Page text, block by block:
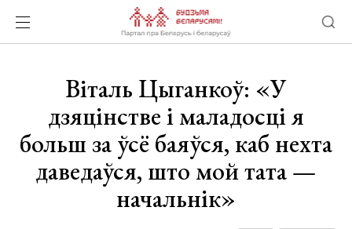
Віталь Цыганкоў: «У
дзяцінстве і маладосці я
больш за ўсё баяўся, каб нехта
даведаўся, што мой тата —
начальнік»